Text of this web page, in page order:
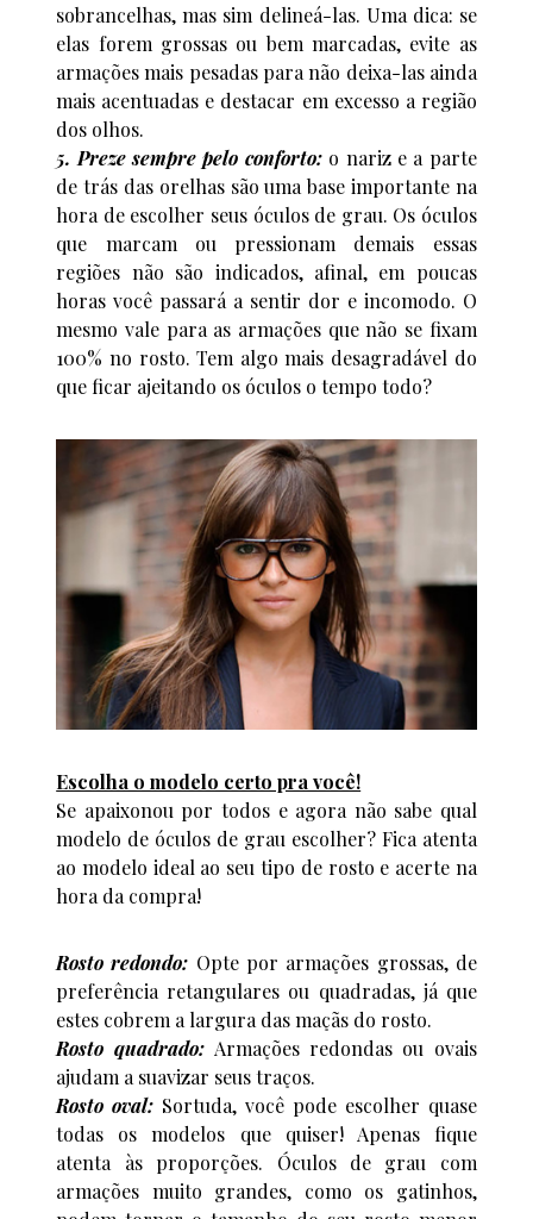
sobrancelhas, mas sim delineá-las. Uma dica: se
elas forem grossas ou bem marcadas, evite as
armações mais pesadas para não deixa-las ainda
mais acentuadas e destacar em excesso a região
dos olhos.
5. Preze sempre pelo conforto: o nariz e a parte
de trás das orelhas são uma base importante na
hora de escolher seus óculos de grau. Os óculos
que marcam ou pressionam demais essas
regiões não são indicados, afinal, em poucas
horas você passará a sentir dor e incomodo. O
mesmo vale para as armações que não se fixam
100% no rosto. Tem algo mais desagradável do
que ficar ajeitando os óculos o tempo todo?
Escolha o modelo certo pra você!
Se apaixonou por todos e agora não sabe qual
modelo de óculos de grau escolher? Fica atenta
ao modelo ideal ao seu tipo de rosto e acerte na
hora da compra!
Rosto redondo: Opte por armações grossas, de
preferência retangulares ou quadradas, já que
estes cobrem a largura das maçãs do rosto.
Rosto quadrado: Armações redondas ou ovais
ajudam a suavizar seus traços.
Rosto oval: Sortuda, você pode escolher quase
todas os modelos que quiser! Apenas fique
atenta às proporções. Óculos de grau com
armações muito grandes, como os gatinhos,